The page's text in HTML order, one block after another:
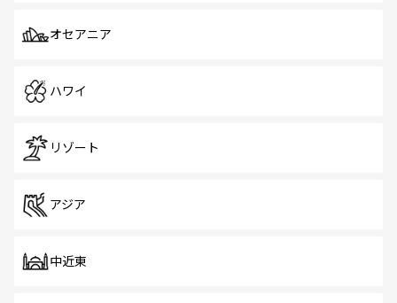
オセアニア
ハワイ
リゾート
アジア
中近東